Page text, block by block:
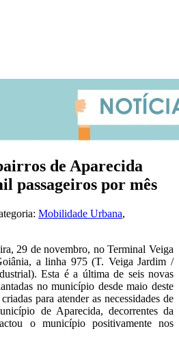
de Aparecida
passageiros por mês
Mobilidade Urbana,
29 de novembro, no Terminal Veiga
a linha 975 (T. Veiga Jardim /
Esta é a última de seis novas
no município desde maio deste
para atender as necessidades de
de Aparecida, decorrentes da
o município positivamente nos